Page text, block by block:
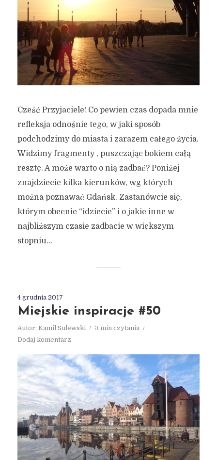
Cześć Przyjaciele! Co pewien czas dopada mnie
refleksja odnośnie tego, w jaki sposób
podchodzimy do miasta i zarazem całego życia.
Widzimy fragmenty , puszczając bokiem całą
resztę. A może warto o nią zadbać? Poniżej
znajdziecie kilka kierunków, wg których
można poznawać Gdańsk. Zastanówcie się,
którym obecnie “idziecie” i o jakie inne w
najbliższym czasie zadbacie w większym
stopniu...
4 grudnia 2017
Miejskie inspiracje #50
Autor: Kamil Sulewski
3 min czytania
Dodaj komentarz